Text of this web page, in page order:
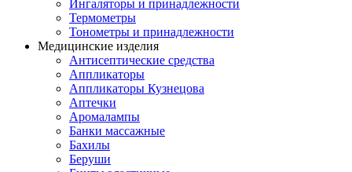
Ингаляторы и принадлежности
Термометры
Тонометры и принадлежности
Медицинские изделия
Антисептические средства
Аппликаторы
Аппликаторы Кузнецова
Аптечки
Аромалампы
Банки массажные
Бахилы
Беруши